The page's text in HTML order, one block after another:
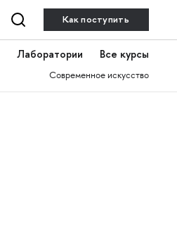
Как поступить
Лаборатории Все курсы
Современное искусство